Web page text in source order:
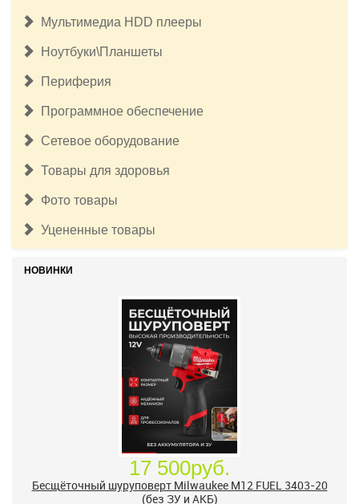
Мультимедиа HDD плееры
Ноутбуки\Планшеты
Периферия
Программное обеспечение
Сетевое оборудование
Товары для здоровья
Фото товары
Уцененные товары
НОВИНКИ
17 500руб.
Бесщёточный шуруповерт Milwaukee M12 FUEL 3403-20
(без ЗУ и АКБ)